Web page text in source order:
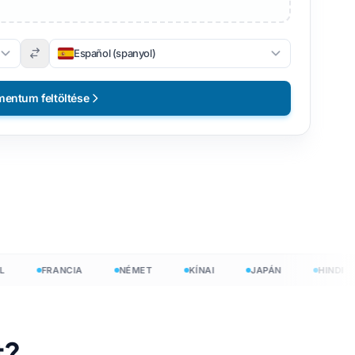
Español (spanyol)
feltöltése
FRANCIA NÉMET KÍNAI JAPÁN HINDI